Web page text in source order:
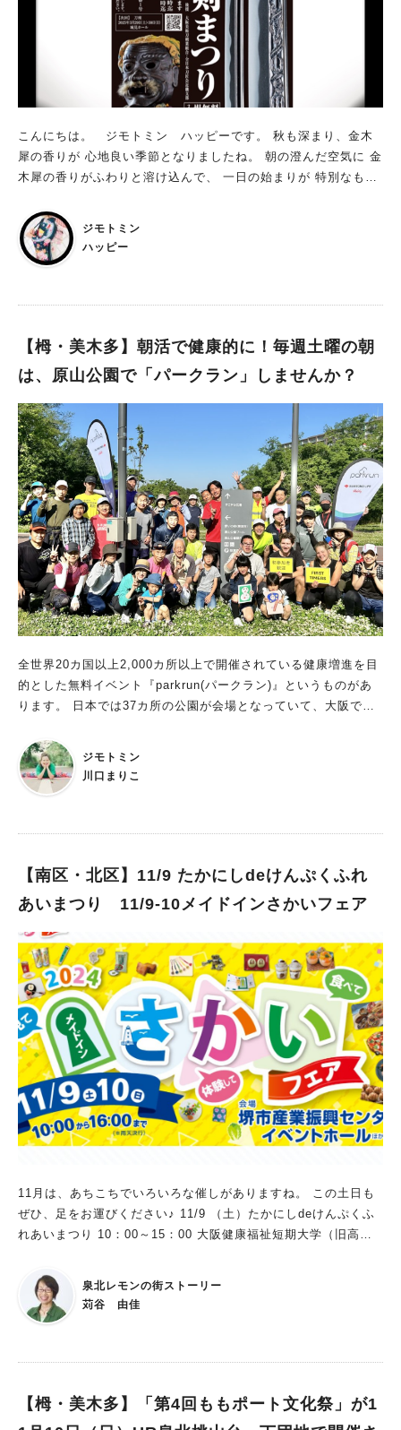
こんにちは。 ジモトミン ハッピーです。 秋も深まり、金木
犀の香りが 心地良い季節となりましたね。 朝の澄んだ空気に 金
木犀の香りがふわりと溶け込んで、 一日の始まりが 特別なもの
ますよね～ 皆さま、今週末のご予定はお決まりですか？ 11月9
日(土)、10日(日） 泉北高速鉄道 泉ヶ丘駅 徒歩5分 パンジョ5
階 パンジョホールにて 第45回大阪刀剣まつりが開催されま
ジモトミン
ハッピー
【栂・美木多】朝活で健康的に！毎週土曜の朝
は、原山公園で「パークラン」しませんか？
全世界20カ国以上2,000カ所以上で開催されている健康増進を目
的とした無料イベント『parkrun(パークラン)』というものがあ
ります。 日本では37カ所の公園が会場となっていて、大阪では4
知ですか？ 全世界、日本中、どこでも土曜日の朝8時にスタート
し、集まったみんなで5kmのコースをそれぞれのペースで歩いた
り走ったりしています。 歩かなくても走らなくても、見に来る
月から始まっています！ 2023年10月24日(火)18:00~放送 NHK
の街」のコーナーでも放送されました。 2024年5月18日の開催
時で開始からの合計参加人数が2000人に達し、いつも参加して
くれている小学生が記念メダルを作ってきてくれました！ 参加
無料でどなたでも♪ 土曜の朝にちょっと早起きして、足を運んで
みてください♡
ジモトミン
川口まりこ
【南区・北区】11/9 たかにしdeけんぷくふれ
あいまつり 11/9-10メイドインさかいフェア
11月は、あちこちでいろいろな催しがありますね。 この土日も
ぜひ、足をお運びください♪ 11/9 （土）たかにしdeけんぷくふ
れあいまつり 10：00～15：00 大阪健康福祉短期大学（旧高倉
す。 泉北レモンの街ストーリーも、子どもたちに喜んでいただ
けるよう、がんばります♪ 同時に、 大阪健康福祉短期大学の学
園祭が開催されます。 11/9（土）-10（日） メイドインさかい
ルシェで泉北レモン🄬のレモネード 和泉つどいのコンサート な
泉北レモンの街ストーリー
苅谷 由佳
【栂・美木多】「第4回ももポート文化祭」が1